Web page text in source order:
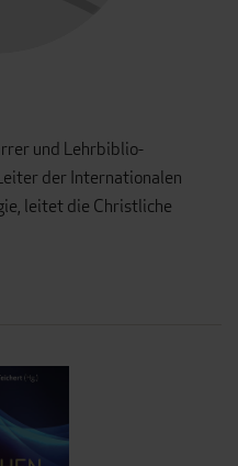
und Lehrbiblio-
der Internationalen
leitet die Christliche